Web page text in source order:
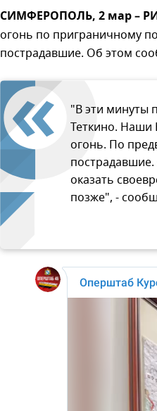
СИМФЕРОПОЛЬ, 2 мар –
огонь по приграничному
пострадавшие. Об этом
"В эти минуты
Теткино. Наши
огонь. По
оказать
позже", -